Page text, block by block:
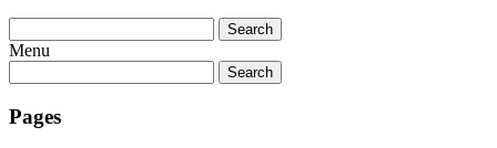
Search
Menu
Search
Pages